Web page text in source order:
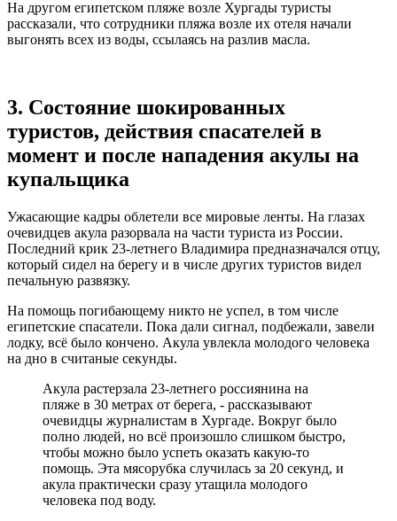
На другом египетском пляже возле Хургады туристы
рассказали, что сотрудники пляжа возле их отеля начали
выгонять всех из воды, ссылаясь на разлив масла.
3. Состояние шокированных
туристов, действия спасателей в
момент и после нападения акулы на
купальщика
Ужасающие кадры облетели все мировые ленты. На глазах
очевидцев акула разорвала на части туриста из России.
Последний крик 23-летнего Владимира предназначался отцу,
который сидел на берегу и в числе других туристов видел
печальную развязку.
На помощь погибающему никто не успел, в том числе
египетские спасатели. Пока дали сигнал, подбежали, завели
лодку, всё было кончено. Акула увлекла молодого человека
на дно в считаные секунды.
Акула растерзала 23-летнего россиянина на
пляже в 30 метрах от берега, - рассказывают
очевидцы журналистам в Хургаде. Вокруг было
полно людей, но всё произошло слишком быстро,
чтобы можно было успеть оказать какую-то
помощь. Эта мясорубка случилась за 20 секунд, и
акула практически сразу утащила молодого
человека под воду.